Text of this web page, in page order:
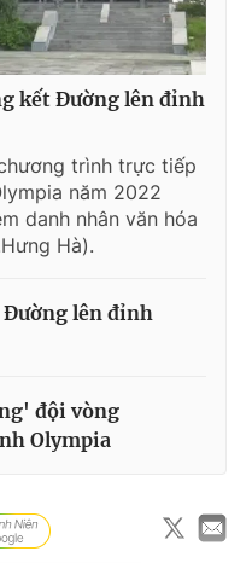
kết Đường lên đỉnh
trình trực tiếp
năm 2022
danh nhân văn hóa
Hà).
lên đỉnh
đội vòng
Olympia